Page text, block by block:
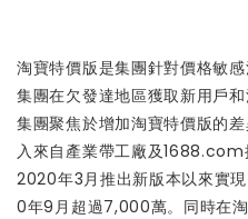
淘寶特價版是集團針對價格敏
集團在欠發達地區獲取新用戶
集團聚焦於增加淘寶特價版的
入來自產業帶工廠及
2020年3月推出新版本以來實
0年9月超過7,000萬。同時在